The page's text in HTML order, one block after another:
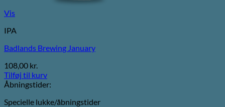
Vis
IPA
Badlands Brewing January
108,00 kr.
Tilføj til kurv
Åbningstider:
Specielle lukke/åbningstider